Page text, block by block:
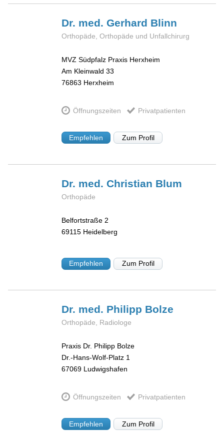
Dr. med. Gerhard Blinn
Orthopäde, Orthopäde und Unfallchirurg
MVZ Südpfalz Praxis Herxheim
Am Kleinwald 33
76863 Herxheim
Öffnungszeiten Privatpatienten
Empfehlen Zum Profil
Dr. med. Christian Blum
Orthopäde
Belfortstraße 2
69115 Heidelberg
Empfehlen Zum Profil
Dr. med. Philipp Bolze
Orthopäde, Radiologe
Praxis Dr. Philipp Bolze
Dr.-Hans-Wolf-Platz 1
67069 Ludwigshafen
Öffnungszeiten Privatpatienten
Empfehlen Zum Profil